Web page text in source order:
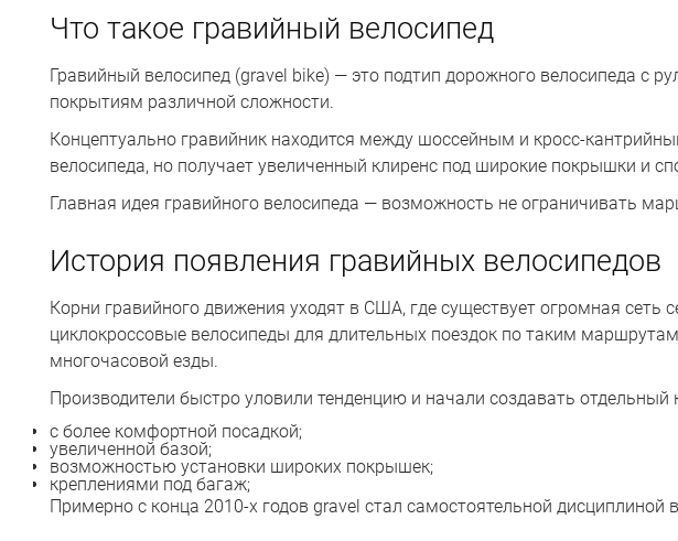
Что такое гравийный велосипед
Гравийный велосипед (gravel bike) — это подтип дорожного велосипеда с
покрытиям различной сложности.
Концептуально гравийник находится между шоссейным и кросс-
велосипеда, но получает увеличенный клиренс под широкие покрышки и
Главная идея гравийного велосипеда — возможность не ограничивать
История появления гравийных велосипедов
Корни гравийного движения уходят в США, где существует огромная сеть
циклокроссовые велосипеды для длительных поездок по таким
многочасовой езды.
Производители быстро уловили тенденцию и начали создавать отдельный
с более комфортной посадкой;
увеличенной базой;
возможностью установки широких покрышек;
креплениями под багаж;
Примерно с конца 2010-х годов gravel стал самостоятельной дисциплиной